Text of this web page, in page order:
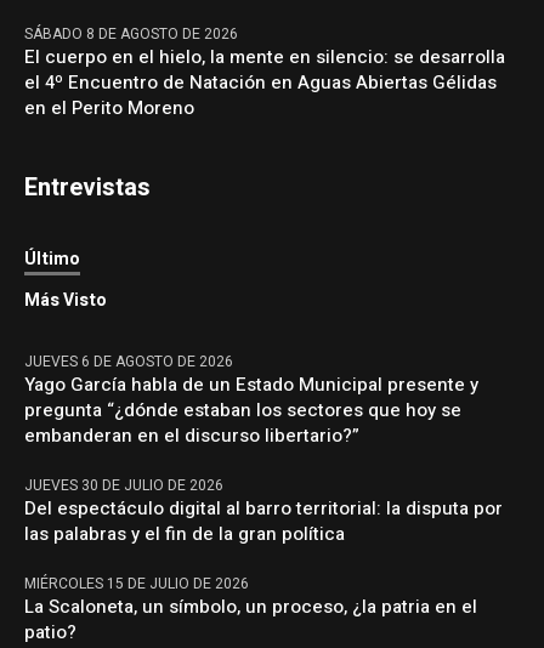
SÁBADO 8 DE AGOSTO DE 2026
El cuerpo en el hielo, la mente en silencio: se desarrolla
el 4º Encuentro de Natación en Aguas Abiertas Gélidas
en el Perito Moreno
Entrevistas
Último
Más Visto
JUEVES 6 DE AGOSTO DE 2026
Yago García habla de un Estado Municipal presente y
pregunta “¿dónde estaban los sectores que hoy se
embanderan en el discurso libertario?”
JUEVES 30 DE JULIO DE 2026
Del espectáculo digital al barro territorial: la disputa por
las palabras y el fin de la gran política
MIÉRCOLES 15 DE JULIO DE 2026
La Scaloneta, un símbolo, un proceso, ¿la patria en el
patio?